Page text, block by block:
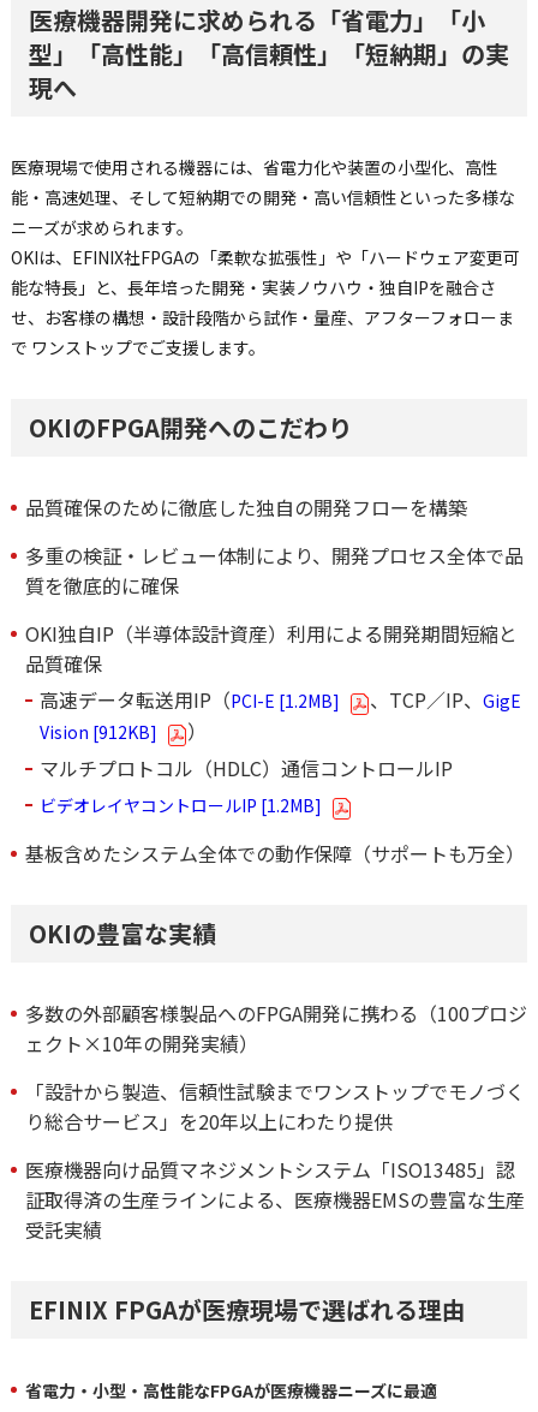
医療機器開発に求められる「省電力」「小
型」「高性能」「高信頼性」「短納期」の実
現へ
医療現場で使用される機器には、省電力化や装置の小型化、高性
能・高速処理、そして短納期での開発・高い信頼性といった多様な
ニーズが求められます。
OKIは、EFINIX社FPGAの「柔軟な拡張性」や「ハードウェア変更可
能な特長」と、長年培った開発・実装ノウハウ・独自IPを融合さ
せ、お客様の構想・設計段階から試作・量産、アフターフォローま
で ワンストップでご支援します。
OKIのFPGA開発へのこだわり
品質確保のために徹底した独自の開発フローを構築
多重の検証・レビュー体制により、開発プロセス全体で品
質を徹底的に確保
OKI独自IP（半導体設計資産）利用による開発期間短縮と
品質確保
高速データ転送用IP（PCI-E [1.2MB] 、TCP／IP、 GigE
Vision [912KB]
）
マルチプロトコル（HDLC）通信コントロールIP
ビデオレイヤコントロールIP [1.2MB]
基板含めたシステム全体での動作保障（サポートも万全）
OKIの豊富な実績
多数の外部顧客様製品へのFPGA開発に携わる（100プロジ
ェクト×10年の開発実績）
「設計から製造、信頼性試験までワンストップでモノづく
り総合サービス」を20年以上にわたり提供
医療機器向け品質マネジメントシステム「ISO13485」認
証取得済の生産ラインによる、医療機器EMSの豊富な生産
受託実績
EFINIX FPGAが医療現場で選ばれる理由
省電力・小型・高性能なFPGAが医療機器ニーズに最適